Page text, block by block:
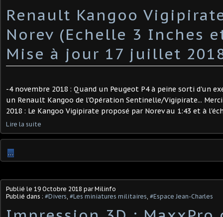
Renault Kangoo
Norev (Echelle 3 Inches
Mise à jour 17 juillet
-4 novembre 2018 : Quand un Peugeot P4 à peine sorti d'un
un Renault Kangoo de l'Opération Sentinelle/Vigipirate...
2018 : Le Kangoo Vigipirate proposé par Norev au 1:43 et à
Lire la suite
…
Publié le 19 Octobre 2018 par Milinfo
Publié dans : #Divers, #Les miniatures militaires, #Espace Jean-Charles